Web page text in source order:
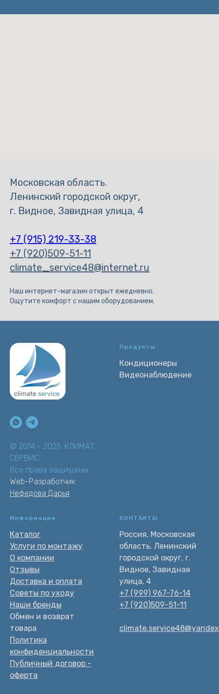
Московская область.
Ленинский городской округ,
г. Видное, Завидная улица, 4
+7 (915) 219-33-38
+7 (920)509-51-11
climate_service48@internet.ru
Наш интернет-магазин открыт ежедневно.
Ощутите комфорт с нашим оборудованием.
© 2014 - 2025. КЛИМАТ
СЕРВИС.
Все права защищены.
Web-Разработчик:
Нефедова Дарья
Продукты
Кондиционеры
Видеонаблюдение
Информация
Каталог
Услуги по монтажу
О компании
Отзывы
Доставка и оплата
Советы по уходу
Наши бренды
Обмен и возврат
товара
Политика
конфиденциальности
Публичный договор -
оферта
КОНТАКТЫ
Россия, Московская
область. Ленинский
городской округ, г.
Видное, Завидная
улица, 4
+7 (999) 967-76-14
+7 (920)509-51-11